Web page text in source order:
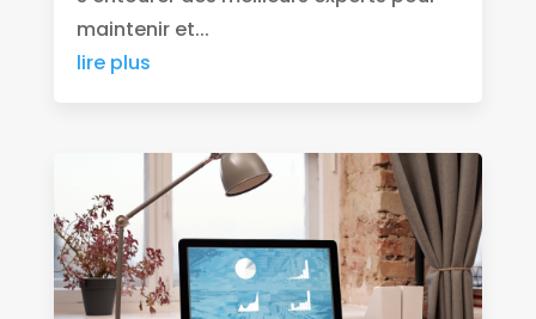
maintenir et...
lire plus